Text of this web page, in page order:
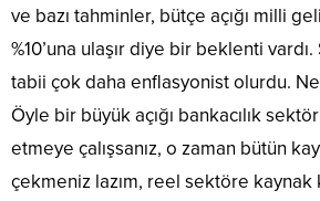
ve bazı tahminler, bütçe açığı milli
%10’una ulaşır diye bir beklenti
tabii çok daha enflasyonist olurdu.
Öyle bir büyük açığı bankacılık
etmeye çalışsanız, o zaman bütün
çekmeniz lazım, reel sektöre kaynak